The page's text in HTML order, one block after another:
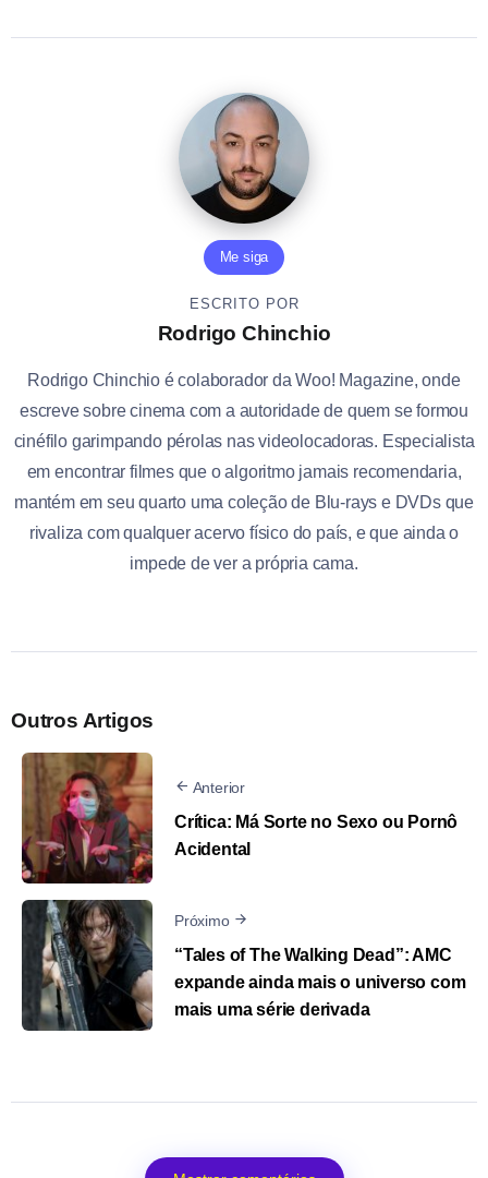
Me siga
ESCRITO POR
Rodrigo Chinchio
Rodrigo Chinchio é colaborador da Woo! Magazine, onde
escreve sobre cinema com a autoridade de quem se formou
cinéfilo garimpando pérolas nas videolocadoras. Especialista
em encontrar filmes que o algoritmo jamais recomendaria,
mantém em seu quarto uma coleção de Blu-rays e DVDs que
rivaliza com qualquer acervo físico do país, e que ainda o
impede de ver a própria cama.
Outros Artigos
Anterior
Crítica: Má Sorte no Sexo ou Pornô
Acidental
Próximo
“Tales of The Walking Dead”: AMC
expande ainda mais o universo com
mais uma série derivada